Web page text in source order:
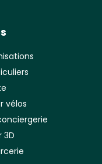
vélos
3D